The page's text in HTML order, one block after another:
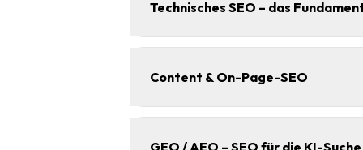
Technisches SEO – das
Content & On-Page-SEO
GEO / AEO – SEO für die KI-Suche